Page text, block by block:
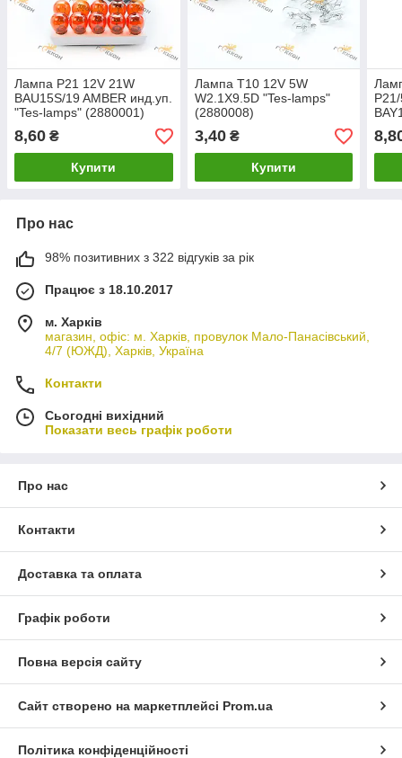
Лампа P21 12V 21W
BAU15S/19 AMBER инд.уп.
"Tes-lamps" (2880001)
8,60 ₴
Купити
Лампа T10 12V 5W
W2.1X9.5D "Tes-lamps"
(2880008)
3,40₴
Купити
Про нас
98% позитивних з 322 відгуків за рік
Працює з 18.10.2017
м. Харків
магазин, офіс: м. Харків, провулок Мало-Панасівський,
4/7 (ЮЖД), Харків, Україна
Контакти
Сьогодні вихідний
Показати весь графік роботи
Про нас
Контакти
Доставка та оплата
Графік роботи
Повна версія сайту
Сайт створено на маркетплейсі Prom.ua
Політика конфіденційності